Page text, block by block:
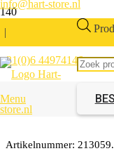
info@hart-store.nl
|
+31(0)6 44974146
Menu
Speedfit
stuks
Artikelnummer: